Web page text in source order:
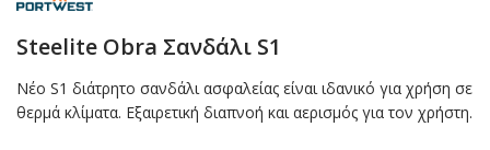
Steelite Obra Σανδάλι S1
Νέο S1 διάτρητο σανδάλι ασφαλείας είναι ιδανικό για χρήση σε
θερμά κλίματα. Εξαιρετική διαπνοή και αερισμός για τον χρήστη.